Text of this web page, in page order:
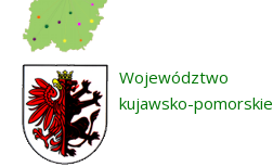
Województwo
kujawsko-pomorskie